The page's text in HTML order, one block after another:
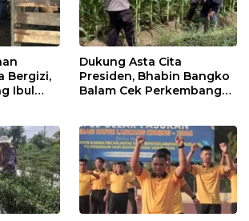
Bergizi,
Ibul
Dukung Asta Cita
Presiden, Bhabin Bangko
Balam Cek Perkembangan